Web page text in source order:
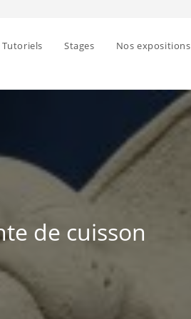
Tutoriels Stages Nos expositions
de cuisson